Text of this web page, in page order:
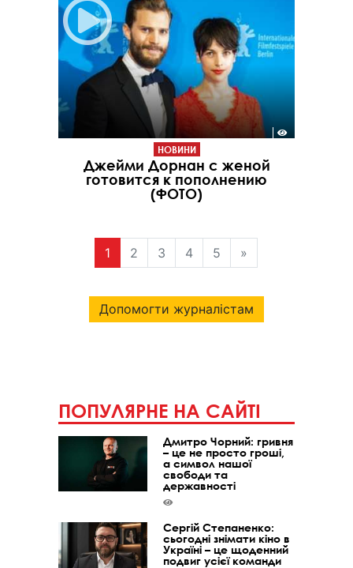
НОВИНИ
Джейми Дорнан с женой
готовится к пополнению
(ФОТО)
1 2 3 4 5 »
Допомогти журналістам
ПОПУЛЯРНЕ НА САЙТІ
Дмитро Чорний: гривня
– це не просто гроші,
а символ нашої
свободи та
державності
Сергій Степаненко:
сьогодні знімати кіно в
Україні – це щоденний
подвиг усієї команди